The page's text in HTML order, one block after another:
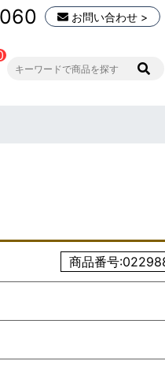
お問い合わせ >
商品番号